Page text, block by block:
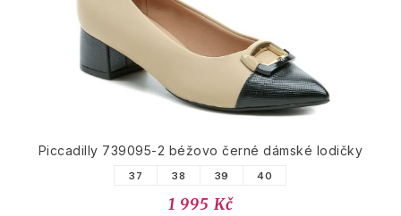
Piccadilly 739095-2 béžovo černé dámské lodičky
37 38 39 40
1 995 Kč